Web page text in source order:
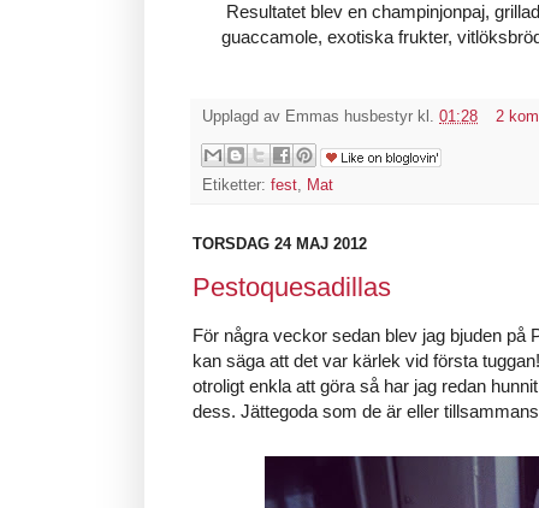
Resultatet blev en champinjonpaj,
guaccamole, exotiska frukter,
Upplagd av Emmas husbestyr kl. 01:28 2
Etiketter: fest Mat
TORSDAG 24 MAJ 2012
Pestoquesadillas
För några veckor sedan blev jag bjuden på
kan säga att det var kärlek vid första
otroligt enkla att göra så har jag redan
dess. Jättegoda som de är eller